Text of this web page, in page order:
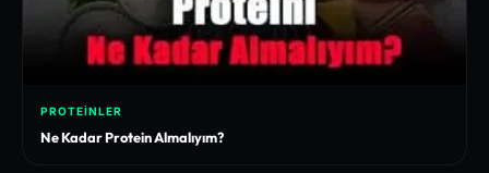
PROTEINLER
Ne Kadar Protein Almalıyım?